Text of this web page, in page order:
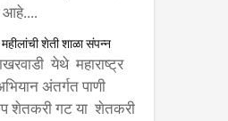
आहे....
शेती शाळा संपन्न
येथे महाराष्ट्र
अंतर्गत पाणी
शेतकरी गट या शेतकरी